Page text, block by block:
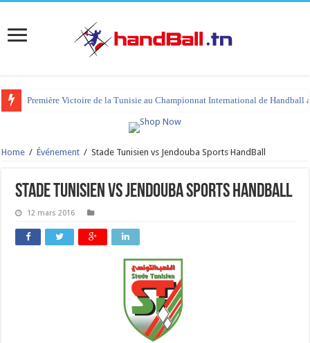
Première Victoire de la Tunisie au Championnat International de Handball
Home / Événement / Stade Tunisien vs Jendouba Sports HandBall
Stade Tunisien vs Jendouba Sports HandBall
12 mars 2016